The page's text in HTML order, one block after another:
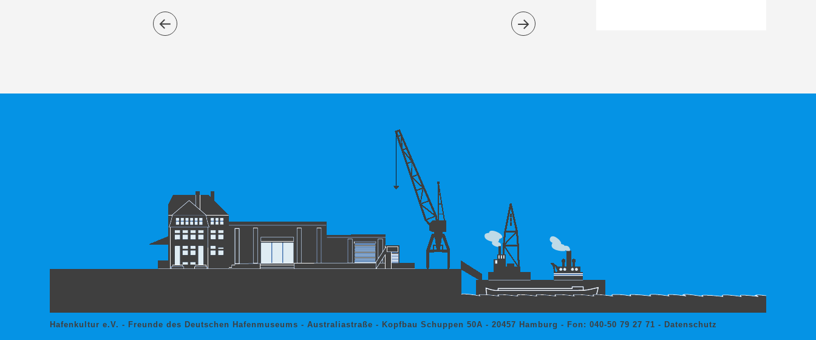
Hafenkultur e.V. - Freunde des Deutschen Hafenmuseums - Australiastraße - Kopfbau Schuppen 50A - 20457 Hamburg - Fon: 040-50 79 27 71 - Datenschutz